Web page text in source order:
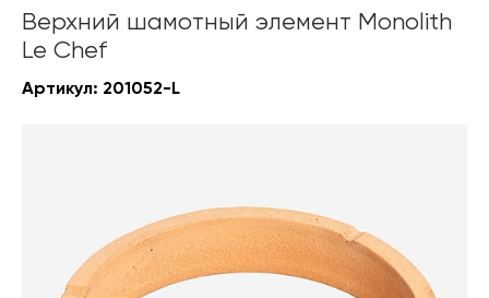
Верхний шамотный элемент Monolith
Le Chef
Артикул: 201052-L